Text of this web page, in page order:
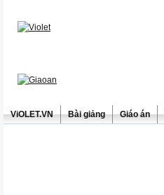
ViOLET.VN Bài giảng Giáo án